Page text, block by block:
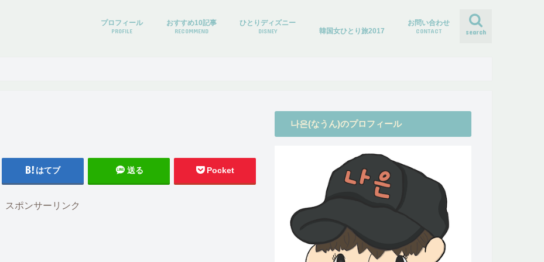
search
プロフィール
PROFILE
おすすめ10記事
RECOMMEND
ひとりディズニー
DISNEY 韓国女ひとり旅2017
お問い合わせ
CONTACT
はてブ 送る Pocket
スポンサーリンク
나은(なうん)のプロフィール